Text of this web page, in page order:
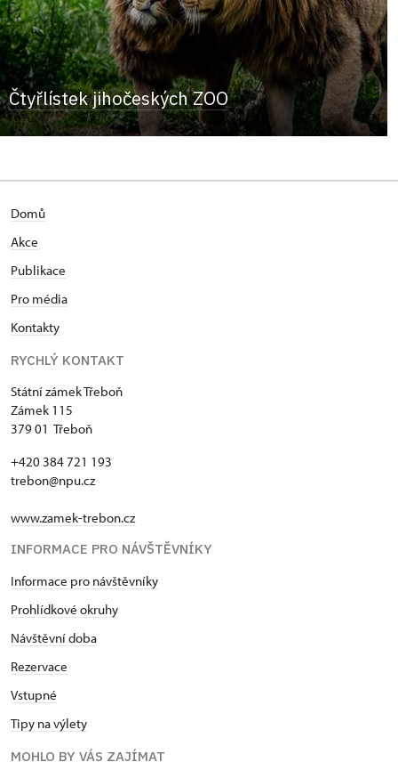
Čtyřlístek jihočeských ZOO
Domů
Akce
Publikace
Pro média
Kontakty
RYCHLÝ KONTAKT
Státní zámek Třeboň
Zámek 115
379 01 Třeboň
+420 384 721 193
trebon@npu.cz
www.zamek-trebon.cz
INFORMACE PRO NÁVŠTĚVNÍKY
Informace pro návštěvníky
Prohlídkové okruhy
Návštěvní doba
Rezervace
Vstupné
Tipy na výlety
MOHLO BY VÁS ZAJÍMAT